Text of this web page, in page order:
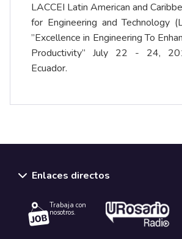
LACCEI Latin American and
for Engineering and Technology
”Excellence in Engineering To
Productivity” July 22 - 24,
Ecuador.
Enlaces directos
Trabaja con
nosotros.